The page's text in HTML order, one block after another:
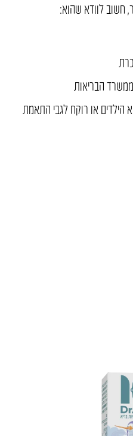
חשוב לוודא שהוא:
הבריאות
הילדים או רוקח לגבי התאמת